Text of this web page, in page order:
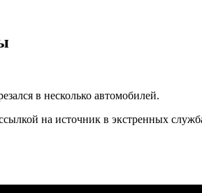
в несколько автомобилей.
на источник в экстренных